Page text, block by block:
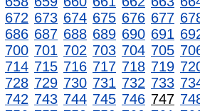
672 673 674 675 676 677
686 687 688 689 690 691
700 701 702 703 704 705
714 715 716 717 718 719
728 729 730 731 732 733
742 743 744 745 746 747